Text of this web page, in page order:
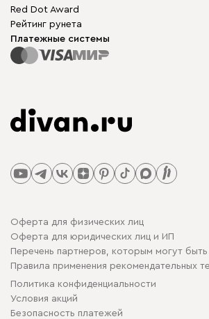
Red Dot Award
Рейтинг рунета
Платежные системы
Оферта для физических лиц
Оферта для юридических лиц и ИП
Перечень партнеров, которым могут
Правила применения рекомендательных
Политика конфиденциальности
Условия акций
Безопасность платежей